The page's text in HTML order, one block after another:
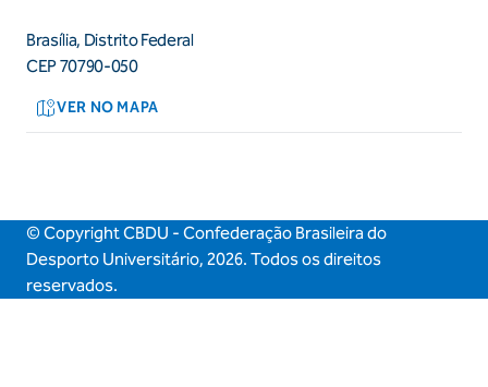
Brasília, Distrito Federal
CEP 70790-050
VER NO MAPA
© Copyright CBDU - Confederação Brasileira do
Desporto Universitário, 2026. Todos os direitos
reservados.